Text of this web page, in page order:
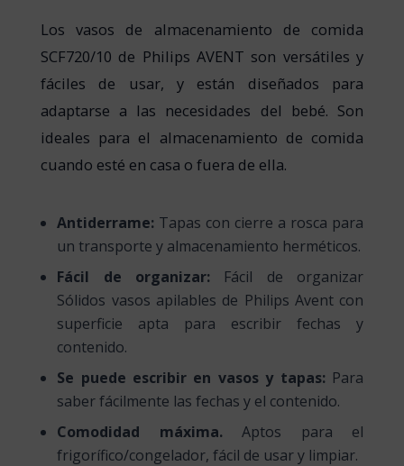
Los vasos de almacenamiento de comida
SCF720/10 de Philips AVENT son versátiles y
fáciles de usar, y están diseñados para
adaptarse a las necesidades del bebé. Son
ideales para el almacenamiento de comida
cuando esté en casa o fuera de ella.
Antiderrame: Tapas con cierre a rosca para
un transporte y almacenamiento herméticos.
Fácil de organizar: Fácil de organizar
Sólidos vasos apilables de Philips Avent con
superficie apta para escribir fechas y
contenido.
Se puede escribir en vasos y tapas: Para
saber fácilmente las fechas y el contenido.
Comodidad máxima.Aptos para el
frigorífico/congelador, fácil de usar y limpiar.